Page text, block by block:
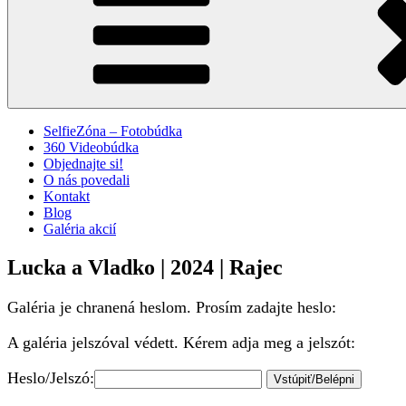
SelfieZóna – Fotobúdka
360 Videobúdka
Objednajte si!
O nás povedali
Kontakt
Blog
Galéria akcií
Lucka a Vladko | 2024 | Rajec
Galéria je chranená heslom. Prosím zadajte heslo:
A galéria jelszóval védett. Kérem adja meg a jelszót:
Heslo/Jelszó: